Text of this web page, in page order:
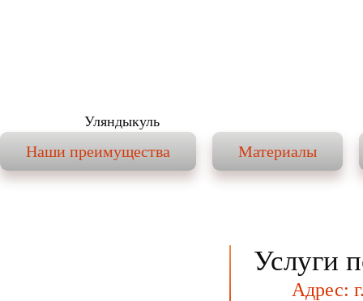
Уляндыкуль
Наши преимущества Материалы
Услуги
Адрес: